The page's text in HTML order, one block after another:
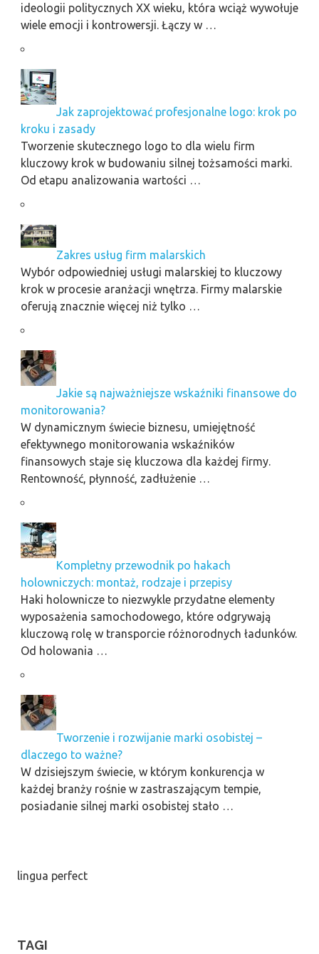
ideologii politycznych XX wieku, która wciąż wywołuje
wiele emocji i kontrowersji. Łączy w …
Jak zaprojektować profesjonalne logo: krok po
kroku i zasady
Tworzenie skutecznego logo to dla wielu firm
kluczowy krok w budowaniu silnej tożsamości marki.
Od etapu analizowania wartości …
Zakres usług firm malarskich
Wybór odpowiedniej usługi malarskiej to kluczowy
krok w procesie aranżacji wnętrza. Firmy malarskie
oferują znacznie więcej niż tylko …
Jakie są najważniejsze wskaźniki finansowe do
monitorowania?
W dynamicznym świecie biznesu, umiejętność
efektywnego monitorowania wskaźników
finansowych staje się kluczowa dla każdej firmy.
Rentowność, płynność, zadłużenie …
Kompletny przewodnik po hakach
holowniczych: montaż, rodzaje i przepisy
Haki holownicze to niezwykle przydatne elementy
wyposażenia samochodowego, które odgrywają
kluczową rolę w transporcie różnorodnych ładunków.
Od holowania …
Tworzenie i rozwijanie marki osobistej –
dlaczego to ważne?
W dzisiejszym świecie, w którym konkurencja w
każdej branży rośnie w zastraszającym tempie,
posiadanie silnej marki osobistej stało …
lingua perfect
TAGI